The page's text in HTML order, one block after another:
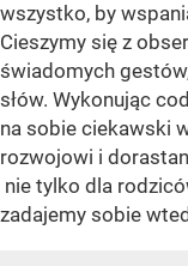
wszystko, by
Cieszymy się z
świadomych
słów. Wykonując
na sobie ciekawski
rozwojowi i
nie tylko dla
zadajemy sobie